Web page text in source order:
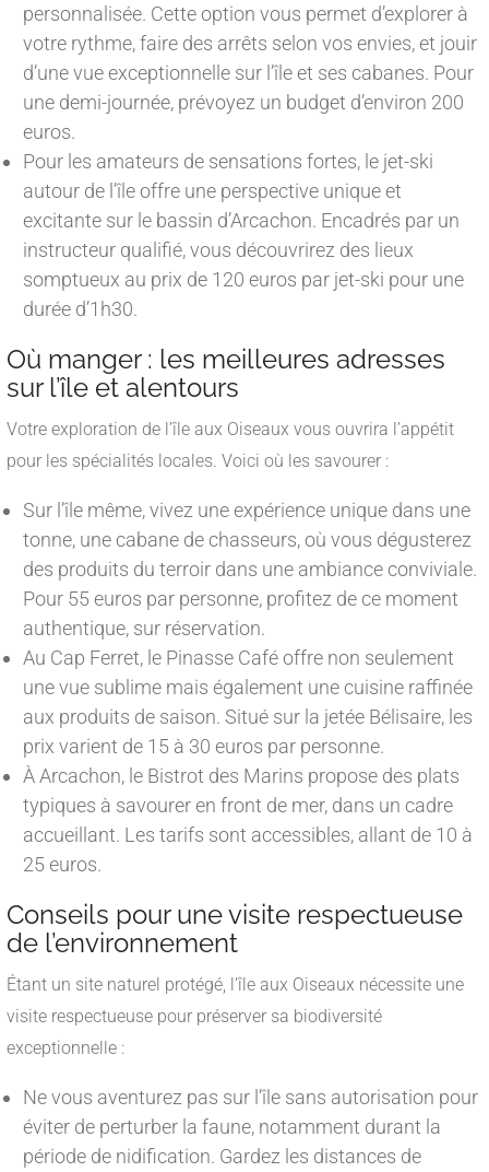
personnalisée. Cette option vous permet d’explorer à
votre rythme, faire des arrêts selon vos envies, et jouir
d’une vue exceptionnelle sur l’île et ses cabanes. Pour
une demi-journée, prévoyez un budget d’environ 200
euros.
Pour les amateurs de sensations fortes, le jet-ski
autour de l’île offre une perspective unique et
excitante sur le bassin d’Arcachon. Encadrés par un
instructeur qualifié, vous découvrirez des lieux
somptueux au prix de 120 euros par jet-ski pour une
durée d’1h30.
Où manger : les meilleures adresses
sur l’île et alentours
Votre exploration de l’île aux Oiseaux vous ouvrira l’appétit
pour les spécialités locales. Voici où les savourer :
Sur l’île même, vivez une expérience unique dans une
tonne, une cabane de chasseurs, où vous dégusterez
des produits du terroir dans une ambiance conviviale.
Pour 55 euros par personne, profitez de ce moment
authentique, sur réservation.
Au Cap Ferret, le Pinasse Café offre non seulement
une vue sublime mais également une cuisine raffinée
aux produits de saison. Situé sur la jetée Bélisaire, les
prix varient de 15 à 30 euros par personne.
À Arcachon, le Bistrot des Marins propose des plats
typiques à savourer en front de mer, dans un cadre
accueillant. Les tarifs sont accessibles, allant de 10 à
25 euros.
Conseils pour une visite respectueuse
de l’environnement
Étant un site naturel protégé, l’île aux Oiseaux nécessite une
visite respectueuse pour préserver sa biodiversité
exceptionnelle :
Ne vous aventurez pas sur l’île sans autorisation pour
éviter de perturber la faune, notamment durant la
période de nidification. Gardez les distances de